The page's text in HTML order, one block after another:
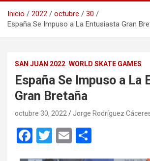
Inicio 2022 octubre
30
España Se Impuso a La Entusiasta Gran
SAN JUAN 2022 WORLD SKATE GAMES
España Se Impuso a La
Gran Bretaña
octubre 30, 2022 Jorge Rodríguez
F
T
E